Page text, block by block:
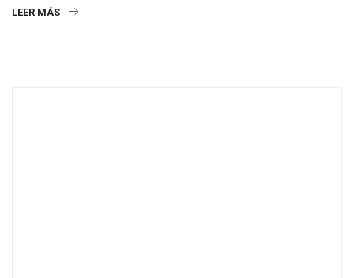
LEER MÁS